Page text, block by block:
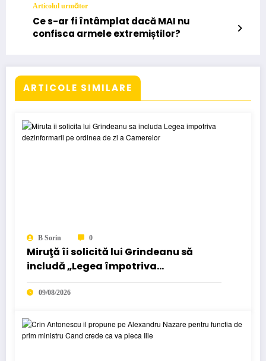
Articolul următor
Ce s-ar fi întâmplat dacă MAI nu
confisca armele extremiștilor?
ARTICOLE SIMILARE
B Sorin 0
Miruţă îi solicită lui Grindeanu să
includă „Legea împotriva
dezinformării” pe ordinea de zi a
Camerei…
09/08/2026